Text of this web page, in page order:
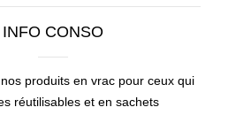
INFO CONSO
produits en vrac pour ceux qui
réutilisables et en sachets